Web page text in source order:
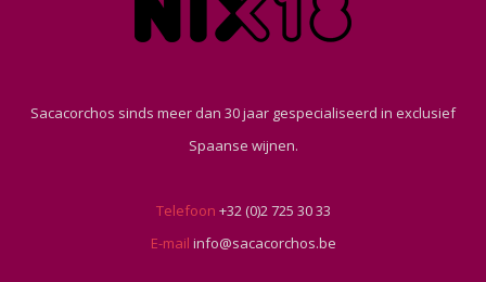
Sacacorchos sinds meer dan 30 jaar gespecialiseerd in exclusief
Spaanse wijnen.
Telefoon +32 (0)2 725 30 33
E-mail info@sacacorchos.be